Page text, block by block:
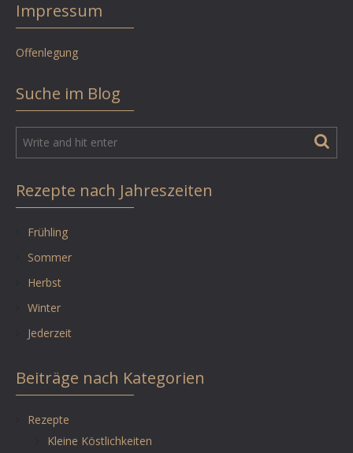
Impressum
Offenlegung
Suche im Blog
Rezepte nach Jahreszeiten
Frühling
Sommer
Herbst
Winter
Jederzeit
Beiträge nach Kategorien
Rezepte
Kleine Köstlichkeiten